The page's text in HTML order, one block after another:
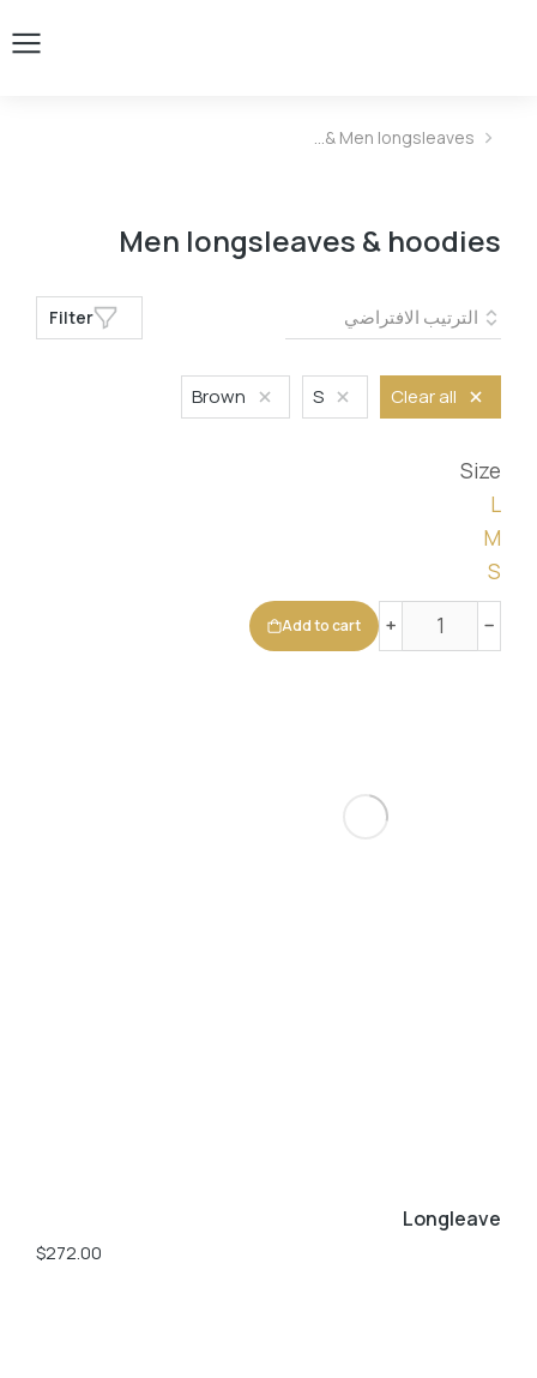
You are here:
Men longsleaves &…
Men longsleaves & hoodies
Filter
Clear all
S
Brown
Size
L
M
S
﹣
﹢
Add to cart
Longleave
$272.00